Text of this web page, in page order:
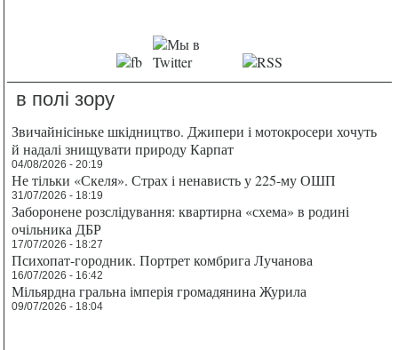
в полі зору
Звичайнісіньке шкідництво. Джипери і мотокросери хочуть
й надалі знищувати природу Карпат
04/08/2026 - 20:19
Не тільки «Скеля». Страх і ненависть у 225-му ОШП
31/07/2026 - 18:19
Заборонене розслідування: квартирна «схема» в родині
очільника ДБР
17/07/2026 - 18:27
Психопат-городник. Портрет комбрига Лучанова
16/07/2026 - 16:42
Мільярдна гральна імперія громадянина Журила
09/07/2026 - 18:04